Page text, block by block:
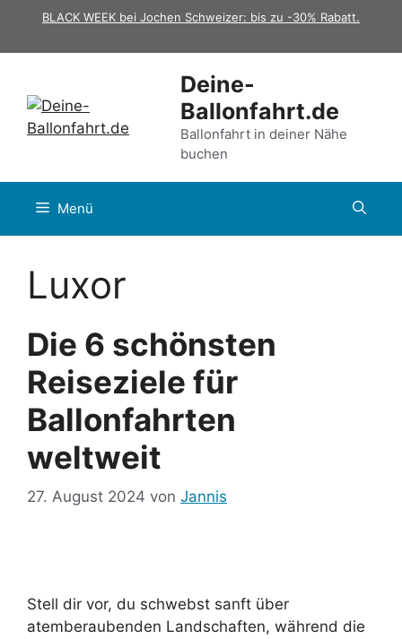
springen
BLACK WEEK bei Jochen Schweizer: bis zu -30% Rabatt.
Deine-
Ballonfahrt.de
Ballonfahrt in deiner Nähe
buchen
Menü
Luxor
Die 6 schönsten
Reiseziele für
Ballonfahrten
weltweit
27. August 2024 von Jannis
Stell dir vor, du schwebst sanft über
atemberaubenden Landschaften, während die